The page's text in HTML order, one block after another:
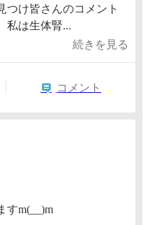
つけ皆さんのコメント
私は生体腎...
続きを見る
コメント
すm(__)m